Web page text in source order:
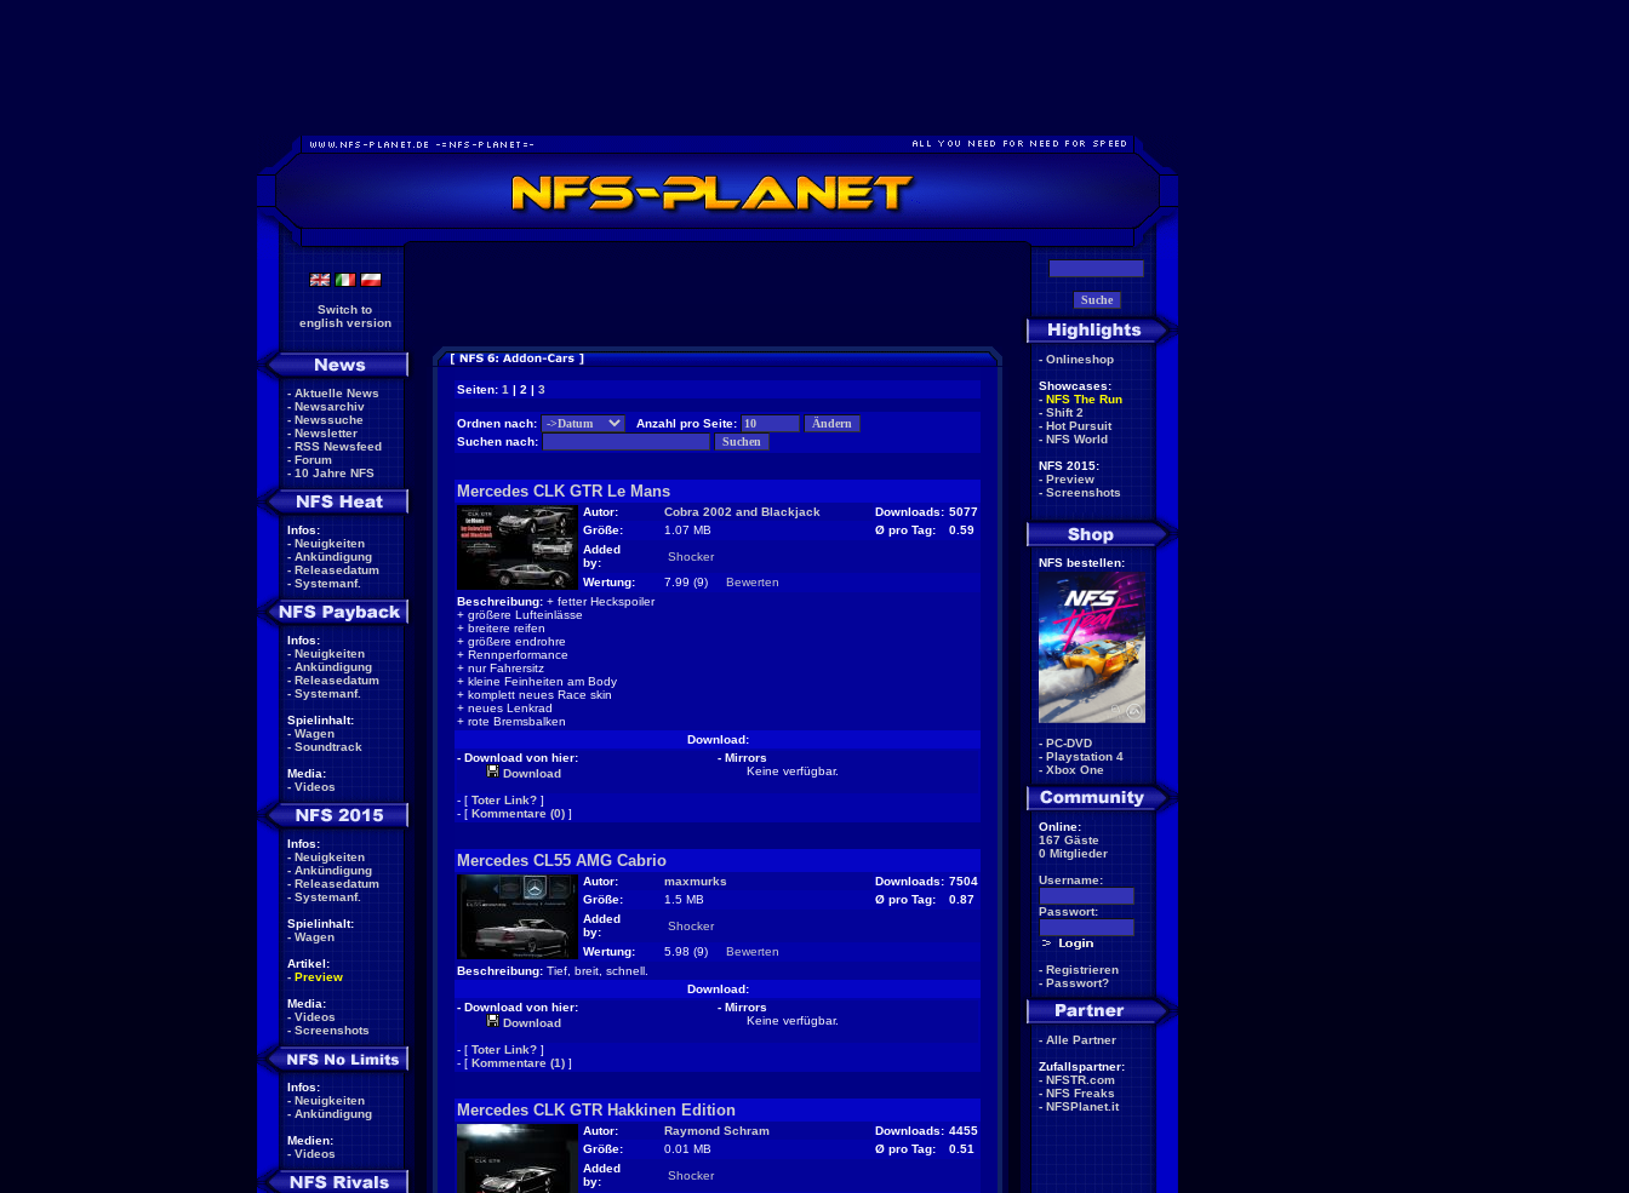
Switch to
english version
- Aktuelle News
- Newsarchiv
- Newssuche
- Newsletter
- RSS Newsfeed
- Forum
- 10 Jahre NFS
Infos:
- Neuigkeiten
- Ankündigung
- Releasedatum
- Systemanf.
Infos:
- Neuigkeiten
- Ankündigung
- Releasedatum
- Systemanf.
Spielinhalt:
- Wagen
- Soundtrack
Media:
- Videos
Infos:
- Neuigkeiten
- Ankündigung
- Releasedatum
- Systemanf.
Spielinhalt:
- Wagen
Artikel:
- Preview
Media:
- Videos
- Screenshots
Infos:
- Neuigkeiten
- Ankündigung
Medien:
- Videos
Seiten: 1 | 2 | 3
Ordnen nach:
Anzahl pro Seite:
Suchen nach:
Mercedes CLK GTR Le Mans
Autor: Cobra 2002 and Blackjack Downloads: 5077
Größe:
1.07 MB Ø pro Tag:
0.59
Added
by:
Shocker
Wertung:
7.99 (9) Bewerten
Beschreibung: + fetter Heckspoiler
+ größere Lufteinlässe
+ breitere reifen
+ größere endrohre
+ Rennperformance
+ nur Fahrersitz
+ kleine Feinheiten am Body
+ komplett neues Race skin
+ neues Lenkrad
+ rote Bremsbalken
Download:
- Download von hier:
Download
- Mirrors
Keine verfügbar.
- [ Toter Link? ]
- [ Kommentare (0) ]
Mercedes CL55 AMG Cabrio
Autor: maxmurks Downloads: 7504
Größe:
1.5 MB Ø pro Tag:
0.87
Added
by:
Shocker
Wertung:
5.98 (9) Bewerten
Beschreibung: Tief, breit, schnell.
Download:
- Download von hier:
Download
- Mirrors
Keine verfügbar.
- [ Toter Link? ]
- [ Kommentare (1) ]
Mercedes CLK GTR Hakkinen Edition
Autor: Raymond Schram Downloads: 4455
Größe:
0.01 MB Ø pro Tag:
0.51
Added
by:
Shocker
- Onlineshop
Showcases:
- NFS The Run
- Shift 2
- Hot Pursuit
- NFS World
NFS 2015:
- Preview
- Screenshots
NFS bestellen:
- PC-DVD
- Playstation 4
- Xbox One
Online:
167 Gäste
0 Mitglieder
Username:
Passwort:
- Registrieren
- Passwort?
- Alle Partner
Zufallspartner:
- NFSTR.com
- NFS Freaks
- NFSPlanet.it